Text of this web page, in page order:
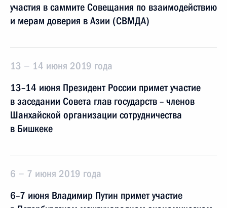
участия в саммите Совещания по взаимодействию
и мерам доверия в Азии (СВМДА)
13 − 14 июня 2019 года
13–14 июня Президент России примет участие
в заседании Совета глав государств – членов
Шанхайской организации сотрудничества
в Бишкеке
6 − 7 июня 2019 года
6–7 июня Владимир Путин примет участие